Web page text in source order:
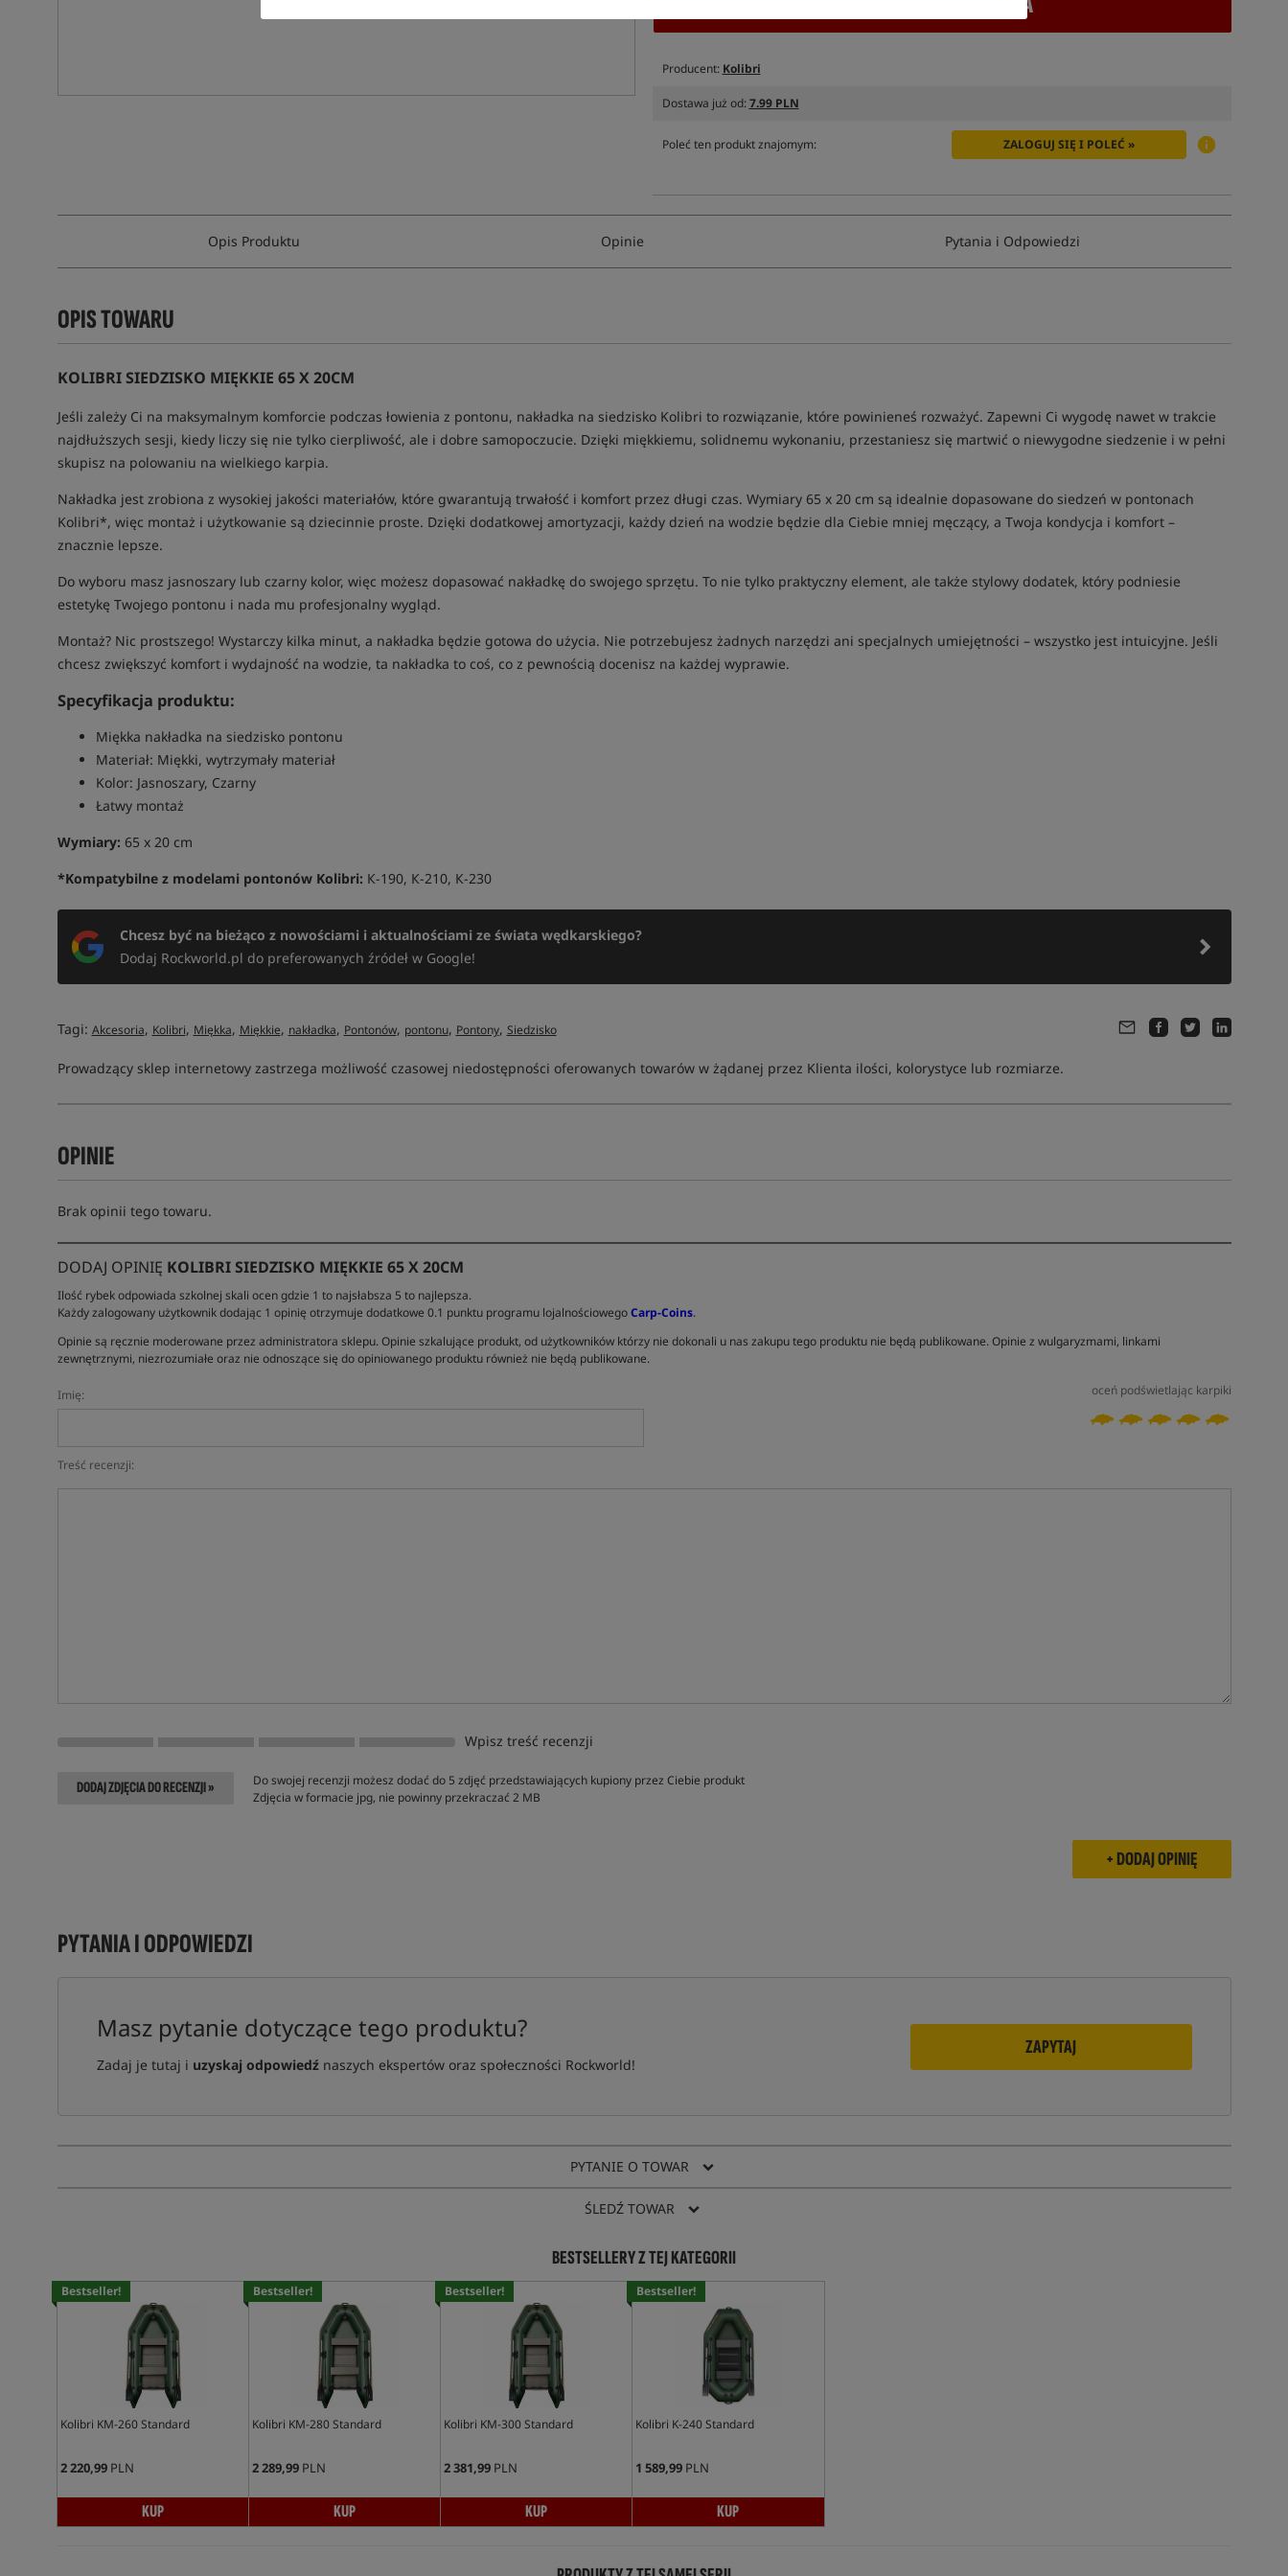
Producent: Kolibri
Dostawa już od:7.99 PLN
Poleć ten produkt znajomym: ZALOGUJ SIĘ I POLEĆ »
Opis Produktu Opinie Pytania i Odpowiedzi
OPIS TOWARU
KOLIBRI SIEDZISKO MIĘKKIE 65 X 20CM
Jeśli zależy Ci na maksymalnym komforcie podczas łowienia z pontonu, nakładka na siedzisko Kolibri to rozwiązanie, które powinieneś rozważyć. Zapewni Ci wygodę nawet w trakcie
najdłuższych sesji, kiedy liczy się nie tylko cierpliwość, ale i dobre samopoczucie. Dzięki miękkiemu, solidnemu wykonaniu, przestaniesz się martwić o niewygodne siedzenie i w pełni
skupisz na polowaniu na wielkiego karpia.
Nakładka jest zrobiona z wysokiej jakości materiałów, które gwarantują trwałość i komfort przez długi czas. Wymiary 65 x 20 cm są idealnie dopasowane do siedzeń w pontonach
Kolibri*, więc montaż i użytkowanie są dziecinnie proste. Dzięki dodatkowej amortyzacji, każdy dzień na wodzie będzie dla Ciebie mniej męczący, a Twoja kondycja i komfort –
znacznie lepsze.
Do wyboru masz jasnoszary lub czarny kolor, więc możesz dopasować nakładkę do swojego sprzętu. To nie tylko praktyczny element, ale także stylowy dodatek, który podniesie
estetykę Twojego pontonu i nada mu profesjonalny wygląd.
Montaż? Nic prostszego! Wystarczy kilka minut, a nakładka będzie gotowa do użycia. Nie potrzebujesz żadnych narzędzi ani specjalnych umiejętności – wszystko jest intuicyjne. Jeśli
chcesz zwiększyć komfort i wydajność na wodzie, ta nakładka to coś, co z pewnością docenisz na każdej wyprawie.
Specyfikacja produktu:
Miękka nakładka na siedzisko pontonu
Materiał: Miękki, wytrzymały materiał
Kolor: Jasnoszary, Czarny
Łatwy montaż
Wymiary: 65 x 20 cm
*Kompatybilne z modelami pontonów Kolibri: К-190, К-210, К-230
Chcesz być na bieżąco z nowościami i aktualnościami ze świata wędkarskiego?
Dodaj Rockworld.pl do preferowanych źródeł w Google!
Tagi: Akcesoria, Kolibri, Miękka, Miękkie, nakładka, Pontonów, pontonu, Pontony, Siedzisko
Prowadzący sklep internetowy zastrzega możliwość czasowej niedostępności oferowanych towarów w żądanej przez Klienta ilości, kolorystyce lub rozmiarze.
OPINIE
Brak opinii tego towaru.
DODAJ OPINIĘ KOLIBRI SIEDZISKO MIĘKKIE 65 X 20CM
Ilość rybek odpowiada szkolnej skali ocen gdzie 1 to najsłabsza 5 to najlepsza.
Każdy zalogowany użytkownik dodając 1 opinię otrzymuje dodatkowe 0.1 punktu programu lojalnościowegoCarp-Coins.
Opinie są ręcznie moderowane przez administratora sklepu. Opinie szkalujące produkt, od użytkowników którzy nie dokonali u nas zakupu tego produktu nie będą publikowane. Opinie z wulgaryzmami, linkami
zewnętrznymi, niezrozumiałe oraz nie odnoszące się do opiniowanego produktu również nie będą publikowane.
oceń podświetlając karpiki
Imię:
Treść recenzji:
Wpisz treść recenzji
DODAJ ZDJĘCIA DO RECENZJI »
Do swojej recenzji możesz dodać do 5 zdjęć przedstawiających kupiony przez Ciebie produkt
Zdjęcia w formacie jpg, nie powinny przekraczać 2 MB
PYTANIA I ODPOWIEDZI
Masz pytanie dotyczące tego produktu?
Zadaj je tutaj i uzyskaj odpowiedźnaszych ekspertów oraz społeczności Rockworld!
ZAPYTAJ
PYTANIE O TOWAR
ŚLEDŹ TOWAR
BESTSELLERY Z TEJ KATEGORII
Bestseller!
Kolibri KM-260 Standard
2 220,99PLN
KUP
Bestseller!
Kolibri KM-280 Standard
2 289,99PLN
KUP
Bestseller!
Kolibri KM-300 Standard
2 381,99PLN
KUP
Bestseller!
Kolibri K-240 Standard
1 589,99PLN
KUP